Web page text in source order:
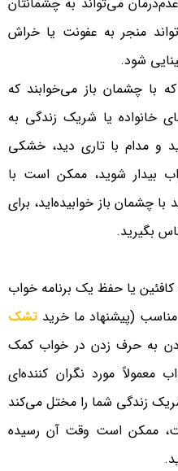
منجر به عفونت یا خراش
شود.
با چشمان باز می‌خوابند که
خانواده یا شریک زندگی به
و مدام با تاری دید، خشکی
بیدار شوید، ممکن است با
چشمان باز خوابیده‌اید، برای
بگیرید.
یا حفظ یک برنامه خواب
(پیشنهاد ما خرید تشک
به حرف زدن در خواب کمک
مورد نگران کننده‌ای
زندگی شما را مختل می‌کند
ممکن است وقت آن رسیده